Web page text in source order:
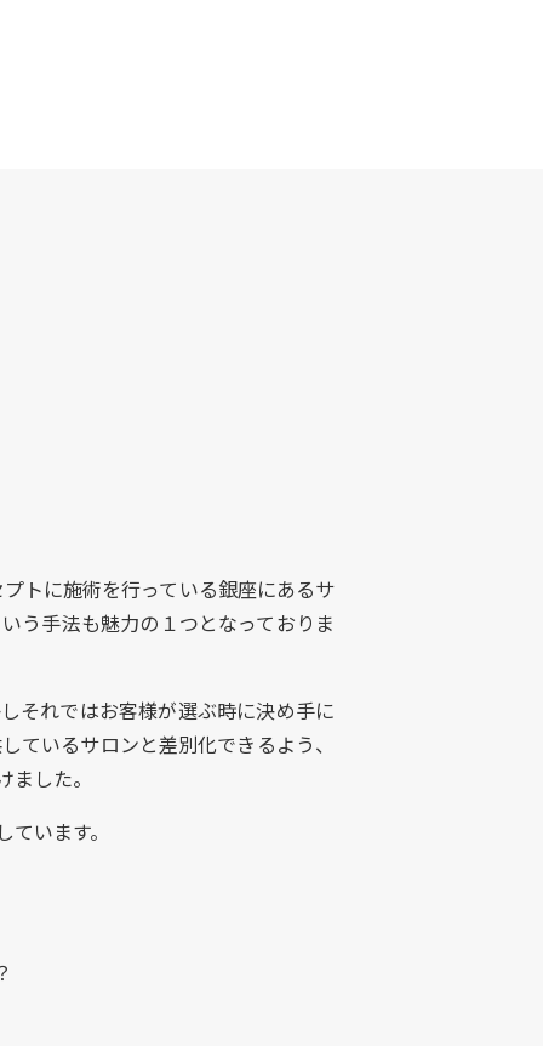
トに施術を行っている銀座にあるサ
う手法も魅力の１つとなっておりま
それではお客様が選ぶ時に決め手に
ているサロンと差別化できるよう、
した。
います。